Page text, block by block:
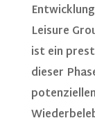
Leisure
ist ein
dieser